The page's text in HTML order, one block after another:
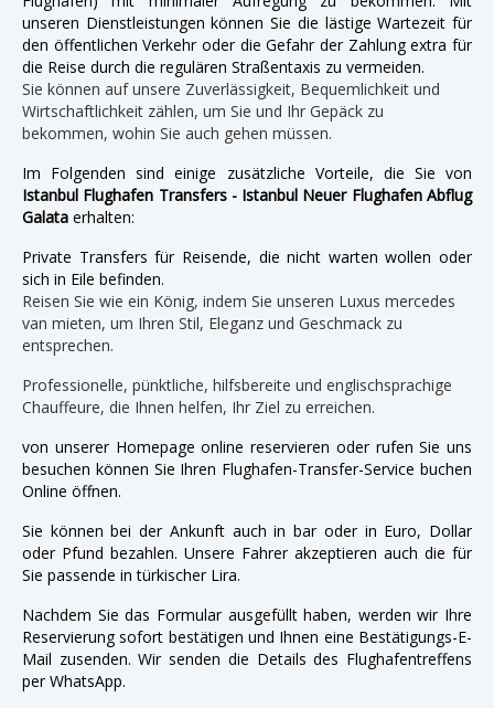
unseren Dienstleistungen können Sie die lästige Wartezeit für
den öffentlichen Verkehr oder die Gefahr der Zahlung extra für
die Reise durch die regulären Straßentaxis zu vermeiden.
Sie können auf unsere Zuverlässigkeit, Bequemlichkeit und
Wirtschaftlichkeit zählen, um Sie und Ihr Gepäck zu
bekommen, wohin Sie auch gehen müssen.
Im Folgenden sind einige zusätzliche Vorteile, die Sie von
Istanbul Flughafen Transfers - Istanbul Neuer Flughafen Abflug
Galata erhalten:
Private Transfers für Reisende, die nicht warten wollen oder
sich in Eile befinden.
Reisen Sie wie ein König, indem Sie unseren Luxus mercedes
van mieten, um Ihren Stil, Eleganz und Geschmack zu
entsprechen.
Professionelle, pünktliche, hilfsbereite und englischsprachige
Chauffeure, die Ihnen helfen, Ihr Ziel zu erreichen.
von unserer Homepage online reservieren oder rufen Sie uns
besuchen können Sie Ihren Flughafen-Transfer-Service buchen
Online öffnen.
Sie können bei der Ankunft auch in bar oder in Euro, Dollar
oder Pfund bezahlen. Unsere Fahrer akzeptieren auch die für
Sie passende in türkischer Lira.
Nachdem Sie das Formular ausgefüllt haben, werden wir Ihre
Reservierung sofort bestätigen und Ihnen eine Bestätigungs-E-
Mail zusenden. Wir senden die Details des Flughafentreffens
per WhatsApp.